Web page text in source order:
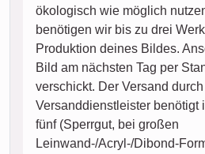
ökologisch wie möglich
benötigen wir bis zu drei
Produktion deines Bildes.
Bild am nächsten Tag per
verschickt. Der Versand
Versanddienstleister benötigt
fünf (Sperrgut, bei großen
Leinwand-/Acryl-/Dibond-